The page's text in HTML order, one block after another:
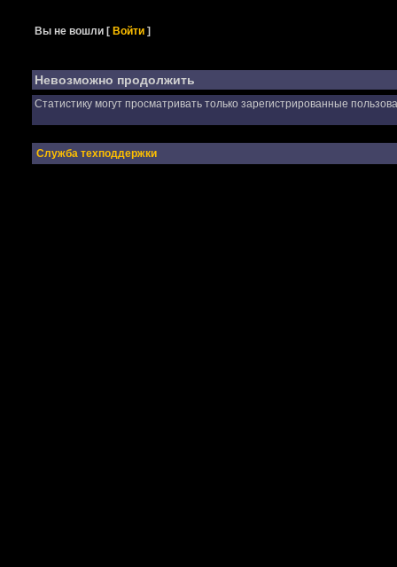
Вы не вошли [Войти ]
Невозможно продолжить
Статистику могут просматривать только зарегистрированные
Служба техподдержки